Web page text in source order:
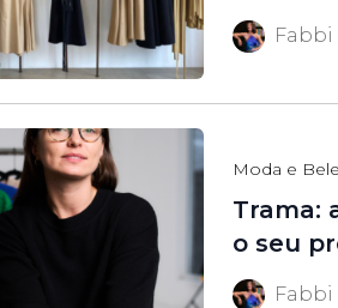
Fabbi
Moda e
Trama:
o seu
Fabbi